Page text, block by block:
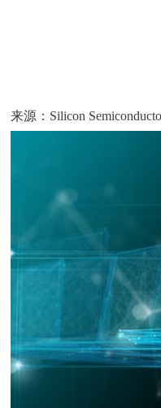
来源：Silicon